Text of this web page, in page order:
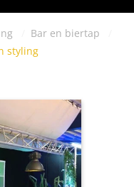
Bar en biertap
styling